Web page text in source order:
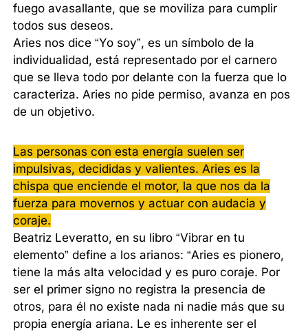
fuego avasallante, que se moviliza para cumplir
todos sus deseos.
Aries nos dice “Yo soy”, es un símbolo de la
individualidad, está representado por el carnero
que se lleva todo por delante con la fuerza que lo
caracteriza. Aries no pide permiso, avanza en pos
de un objetivo.
Las personas con esta energía suelen ser
impulsivas, decididas y valientes. Aries es la
chispa que enciende el motor, la que nos da la
fuerza para movernos y actuar con audacia y
coraje.
Beatriz Leveratto, en su libro “Vibrar en tu
elemento” define a los arianos: “Aries es pionero,
tiene la más alta velocidad y es puro coraje. Por
ser el primer signo no registra la presencia de
otros, para él no existe nada ni nadie más que su
propia energía ariana. Le es inherente ser el